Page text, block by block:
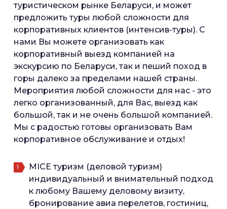
туристическом рынке Беларуси, и может
предложить туры любой сложности для
корпоративных клиентов (интенсив-туры). С
нами Вы можете организовать как
корпоративный выезд компанией на
экскурсию по Беларуси, так и пеший поход в
горы далеко за пределами нашей страны.
Мероприятия любой сложности для нас - это
легко организованный, для Вас, выезд как
большой, так и не очень большой компанией.
Мы с радостью готовы организовать Вам
корпоративное обслуживание и отдых!
MICE туризм (деловой туризм)
индивидуальный и внимательный подход
к любому Вашему деловому визиту,
бронирование авиа перелетов, гостиниц,